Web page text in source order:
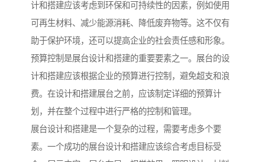
计和搭建应该考虑到环保和可持续性的因素，例如使用
可再生材料、减少能源消耗、降低废弃物等。这不仅有
助于保护环境，还可以提高企业的社会责任感和形象。
预算控制是展台设计和搭建的重要要素之一。展台的设
计和搭建应该根据企业的预算进行控制，避免超支和浪
费。在设计和搭建展台之前，应该制定详细的预算计
划，并在整个过程中进行严格的控制和管理。
展台设计和搭建是一个复杂的过程，需要考虑多个要
素。一个成功的展台设计和搭建应该综合考虑目标受